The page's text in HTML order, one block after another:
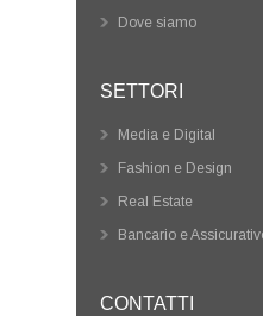
Dove siamo
SETTORI
Media e Digital
Fashion e Design
Real Estate
Bancario e
CONTATTI